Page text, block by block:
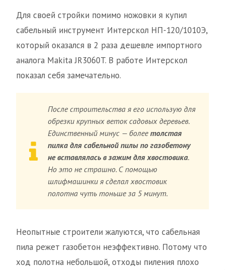
Для своей стройки помимо ножовки я купил
сабельный инструмент Интерскол НП-120/1010Э,
который оказался в 2 раза дешевле импортного
аналога Makita JR3060T. В работе Интерскол
показал себя замечательно.
После строительства я его использую для
обрезки крупных веток садовых деревьев.
Единственный минус — болеетолстая
пилка для сабельной пилы по газобетону
не вставлялась в зажим для хвостовика.
Но это не страшно. С помощью
шлифмашинки я сделал хвостовик
полотна чуть тоньше за 5 минут.
Неопытные строители жалуются, что сабельная
пила режет газобетон неэффективно. Потому что
ход полотна небольшой, отходы пиления плохо